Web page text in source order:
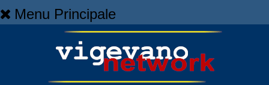
Menu Principale